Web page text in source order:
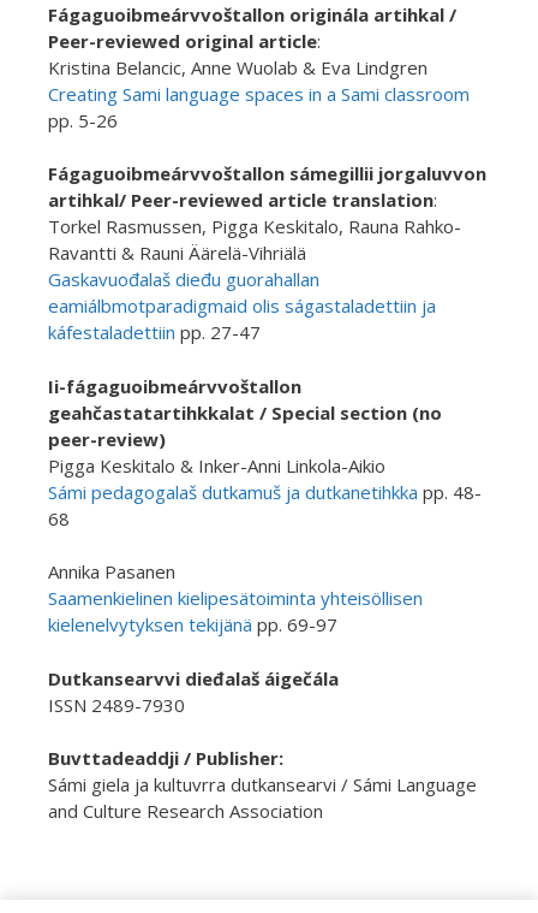
Fágaguoibmeárvvoštallon originála artihkal /
Peer-reviewed original article:
Kristina Belancic, Anne Wuolab & Eva Lindgren
Creating Sami language spaces in a Sami classroom
pp. 5-26
Fágaguoibmeárvvoštallon sámegillii jorgaluvvon
artihkal/ Peer-reviewed article translation:
Torkel Rasmussen, Pigga Keskitalo, Rauna Rahko-
Ravantti & Rauni Äärelä-Vihriälä
Gaskavuođalaš dieđu guorahallan
eamiálbmotparadigmaid olis ságastaladettiin ja
káfestaladettiin pp. 27-47
Ii-fágaguoibmeárvvoštallon
geahčastatartihkkalat / Special section (no
peer-review)
Pigga Keskitalo & Inker-Anni Linkola-Aikio
Sámi pedagogalaš dutkamuš ja dutkanetihkka pp. 48-
68
Annika Pasanen
Saamenkielinen kielipesätoiminta yhteisöllisen
kielenelvytyksen tekijänä pp. 69-97
Dutkansearvvi dieđalaš áigečála
ISSN 2489-7930
Buvttadeaddji / Publisher:
Sámi giela ja kultuvrra dutkansearvi / Sámi Language
and Culture Research Association